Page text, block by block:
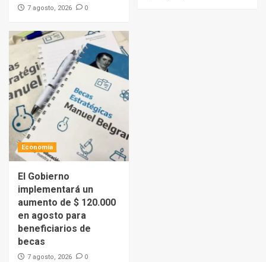
7 agosto, 2026 0
Economía
El Gobierno
implementará un
aumento de $ 120.000
en agosto para
beneficiarios de
becas
7 agosto, 2026 0